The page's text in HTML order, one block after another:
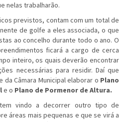
nelas trabalharão.
previstos, contam com um total de
de golfe a eles associada, o que
ao concelho durante todo o ano. O
ficará a cargo de cerca
inteiro, os quais deverão encontrar
necessárias para residir. Daí que
Câmara Municipal elaborar o Plano
e o Plano de Pormenor de Altura.
vindo a decorrer outro tipo de
áreas mais pequenas e que se virá a